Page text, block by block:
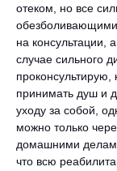
отеком, но все
на консультации,
случае сильного
проконсультирую,
принимать душ и
уходу за собой,
можно только
домашними
что всю